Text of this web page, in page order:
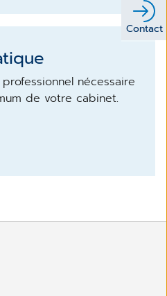
Contact
nécessaire
de votre cabinet.